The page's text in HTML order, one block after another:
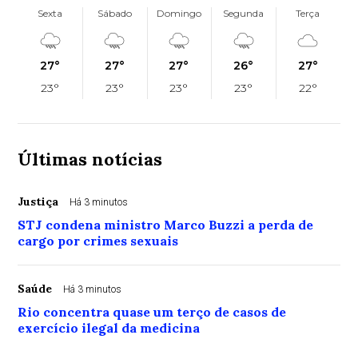
Sexta
27°
23°
Sábado
27°
23°
Domingo
27°
23°
Segunda
26°
23°
Terça
27°
22°
Últimas notícias
Justiça Há 3 minutos
STJ condena ministro Marco Buzzi a perda de
cargo por crimes sexuais
Saúde Há 3 minutos
Rio concentra quase um terço de casos de
exercício ilegal da medicina